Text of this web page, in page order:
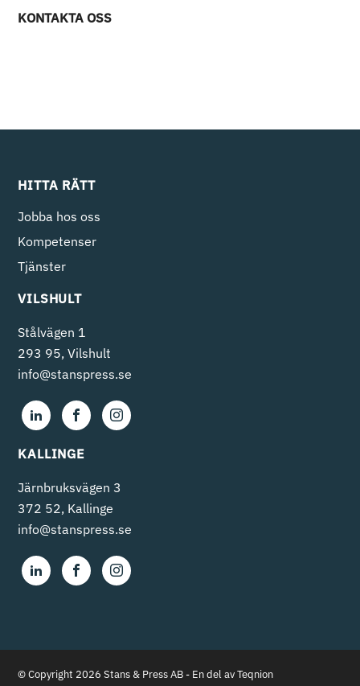
KONTAKTA OSS
HITTA RÄTT
Jobba hos oss
Kompetenser
Tjänster
VILSHULT
Stålvägen 1
293 95, Vilshult
info@stanspress.se
KALLINGE
Järnbruksvägen 3
372 52, Kallinge
info@stanspress.se
© Copyright 2026 Stans & Press AB - En del av Teqnion